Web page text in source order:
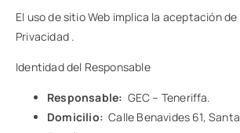
El uso de sitio Web implica la aceptación
Privacidad .
Identidad del Responsable
Responsable: GEC – Teneriffa.
Domicilio: Calle Benavides 61,